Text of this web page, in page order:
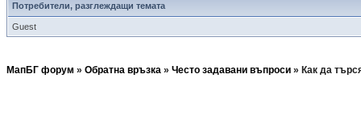
Потребители, разглеждащи темата
Guest
МапБГ форум » Обратна връзка » Често задавани въпроси » Как да